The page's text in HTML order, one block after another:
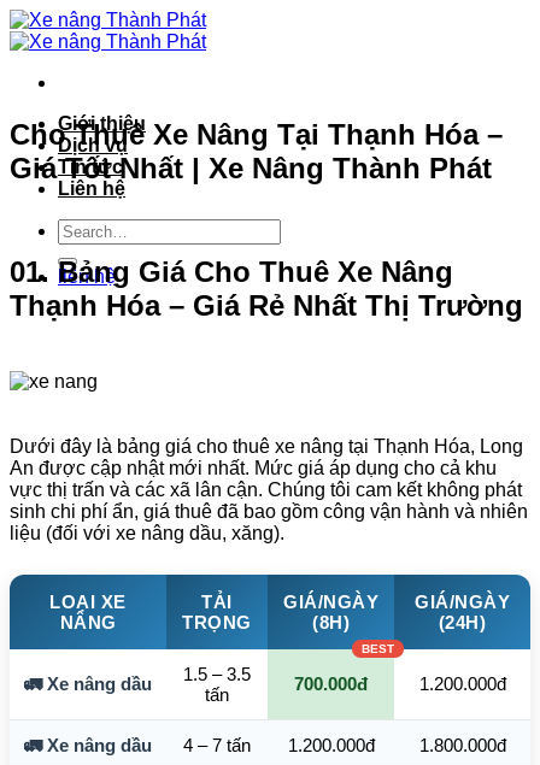
Bỏ
qua
dung
Giới thiệu
Dịch vụ
Tin tức
Liên hệ
liên hệ
Cho Thuê Xe Nâng Tại Thạnh Hóa –
Giá Tốt Nhất | Xe Nâng Thành Phát
01. Bảng Giá Cho Thuê Xe Nâng
Thạnh Hóa – Giá Rẻ Nhất Thị Trường
Dưới đây là bảng giá cho thuê xe nâng tại Thạnh Hóa, Long
An được cập nhật mới nhất. Mức giá áp dụng cho cả khu
vực thị trấn và các xã lân cận. Chúng tôi cam kết không phát
sinh chi phí ẩn, giá thuê đã bao gồm công vận hành và nhiên
liệu (đối với xe nâng dầu, xăng).
LOẠI XE
NÂNG
TẢI
TRỌNG
GIÁ/NGÀY
(8H)
GIÁ/NGÀY
(24H)
🚛 Xe nâng dầu
1.5 – 3.5
tấn
700.000đ 1.200.000đ
🚛 Xe nâng dầu 4 – 7 tấn 1.200.000đ 1.800.000đ